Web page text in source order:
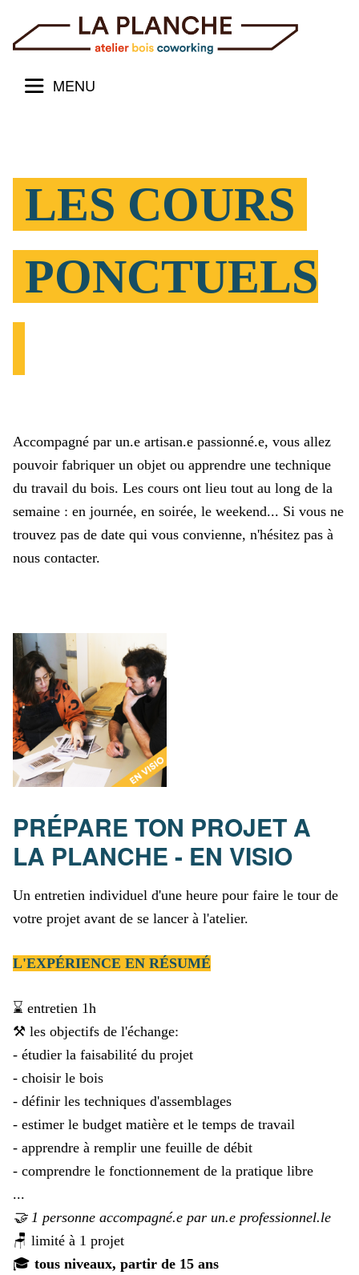
MENU
LES COURS
PONCTUELS
Accompagné par un.e artisan.e passionné.e, vous allez
pouvoir fabriquer un objet ou apprendre une technique
du travail du bois. Les cours ont lieu tout au long de la
semaine : en journée, en soirée, le weekend... Si vous ne
trouvez pas de date qui vous convienne, n'hésitez pas à
nous contacter.
PRÉPARE TON PROJET A
LA PLANCHE - EN VISIO
Un entretien individuel d'une heure pour faire le tour de
votre projet avant de se lancer à l'atelier.
L'EXPÉRIENCE EN RÉSUMÉ
⌛ entretien 1h
⚒️ les objectifs de l'échange:
- étudier la faisabilité du projet
- choisir le bois
- définir les techniques d'assemblages
- estimer le budget matière et le temps de travail
- apprendre à remplir une feuille de débit
- comprendre le fonctionnement de la pratique libre
...
🤝 1 personne accompagné.e par un.e professionnel.le
🪑 limité à 1 projet
🎓 tous niveaux, partir de 15 ans